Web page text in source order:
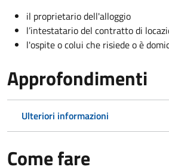
il proprietario dell'alloggio
l’intestatario del contratto di
l'ospite o colui che risiede o è
Approfondimenti
Ulteriori informazioni
Come fare